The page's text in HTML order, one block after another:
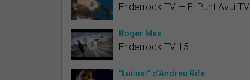
Enderrock TV — El Punt Avui TV
Roger Mas
Enderrock TV 15
"Luíiiis!" d'Andreu Rifé